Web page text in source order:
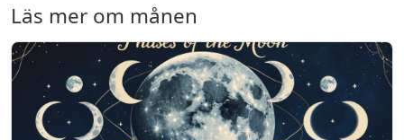
Läs mer om månen